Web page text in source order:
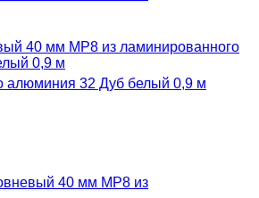
40 мм MP8 из ламинированного
0,9 м